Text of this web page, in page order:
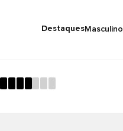
DestaquesMasculino